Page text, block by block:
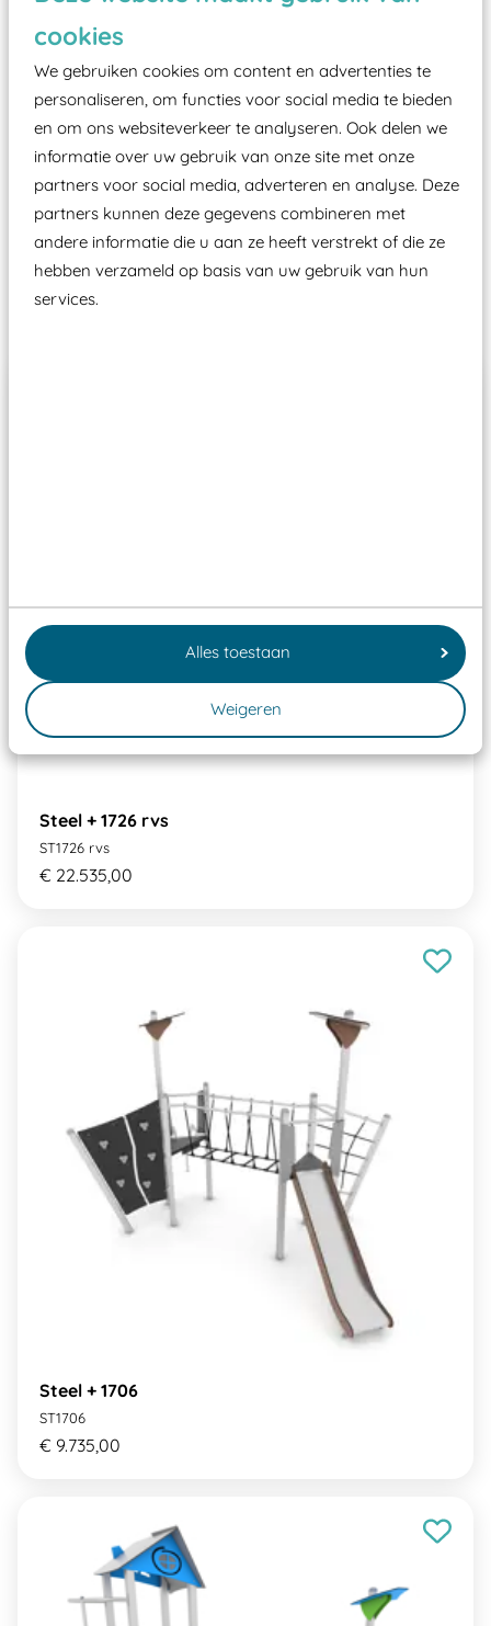
cookies
We gebruiken cookies om content en advertenties te
personaliseren, om functies voor social media te bieden
en om ons websiteverkeer te analyseren. Ook delen we
informatie over uw gebruik van onze site met onze
partners voor social media, adverteren en analyse. Deze
partners kunnen deze gegevens combineren met
andere informatie die u aan ze heeft verstrekt of die ze
hebben verzameld op basis van uw gebruik van hun
services.
Alles toestaan
Weigeren
Elk speeltoestel in de openbare ruimte voorzien
moet zijn van een typekeuring, -plaatje en
certificering, uitgegeven door een Nederlands
aangewezen keuringsinstantie?
Wij ook speeltoestellen kunnen laten keuren zodat
ze toch binnen het Warenwetbesluit Attractie- en
Speeltoestellen vallen?
Past er goed bij
Steel + 1726 rvs
ST1726 rvs
€ 22.535,00
Steel + 1706
ST1706
€ 9.735,00